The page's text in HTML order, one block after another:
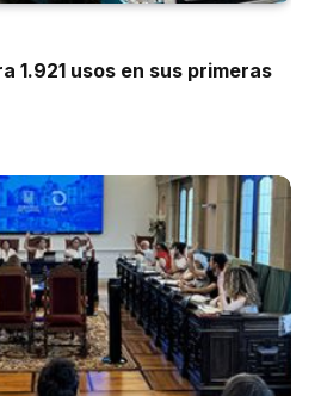
1.921 usos en sus primeras